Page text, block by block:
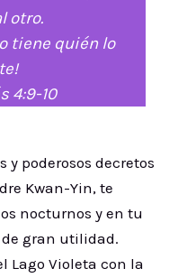
otro.
tiene quién lo
4:9-10
y poderosos decretos
Kwan-Yin, te
nocturnos y en tu
gran utilidad.
Lago Violeta con la